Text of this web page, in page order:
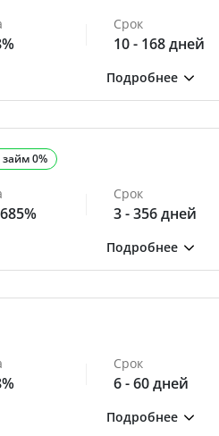
Срок
10 - 168 дней
0%
Срок
3 - 356 дней
Срок
6 - 60 дней